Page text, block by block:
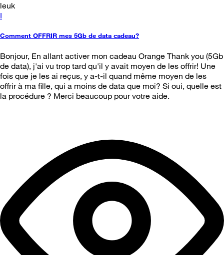
leuk
I
Comment OFFRIR mes 5Gb de data cadeau?
Bonjour, En allant activer mon cadeau Orange Thank you (5Gb
de data), j'ai vu trop tard qu'il y avait moyen de les offrir! Une
fois que je les ai reçus, y a-t-il quand même moyen de les
offrir à ma fille, qui a moins de data que moi? Si oui, quelle est
la procédure ? Merci beaucoup pour votre aide.